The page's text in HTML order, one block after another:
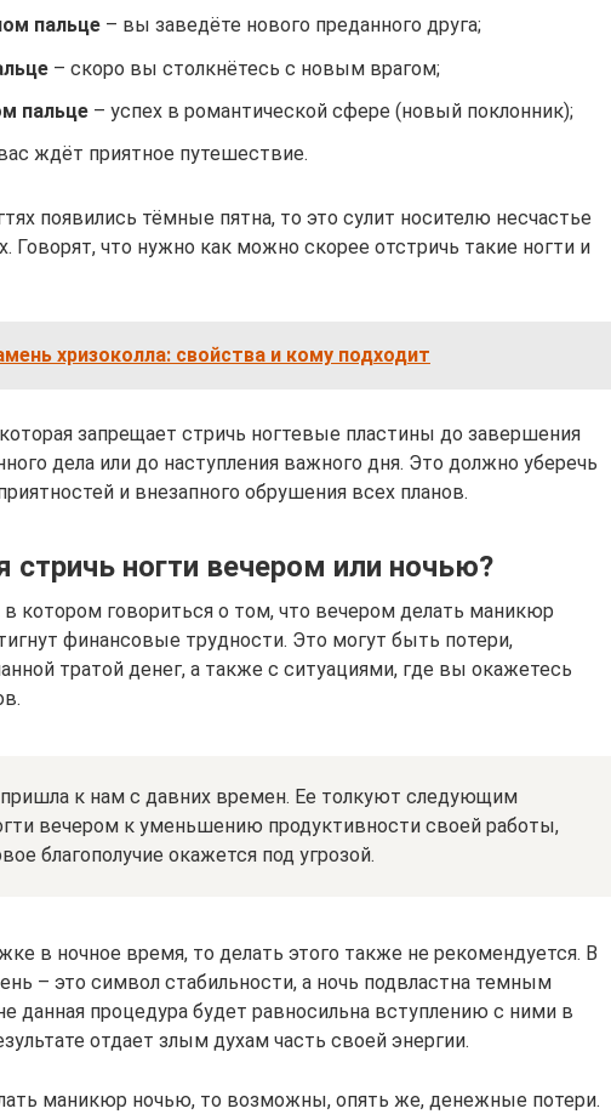
пальце – вы заведёте нового преданного друга;
– скоро вы столкнётесь с новым врагом;
пальце – успех в романтической сфере (новый поклонник);
ждёт приятное путешествие.
появились тёмные пятна, то это сулит носителю несчастье
Говорят, что нужно как можно скорее отстричь такие ногти и
хризоколла: свойства и кому подходит
запрещает стричь ногтевые пластины до завершения
дела или до наступления важного дня. Это должно уберечь
и внезапного обрушения всех планов.
стричь ногти вечером или ночью?
котором говориться о том, что вечером делать маникюр
финансовые трудности. Это могут быть потери,
тратой денег, а также с ситуациями, где вы окажетесь
к нам с давних времен. Ее толкуют следующим
вечером к уменьшению продуктивности своей работы,
благополучие окажется под угрозой.
в ночное время, то делать этого также не рекомендуется. В
– это символ стабильности, а ночь подвластна темным
данная процедура будет равносильна вступлению с ними в
отдает злым духам часть своей энергии.
маникюр ночью, то возможны, опять же, денежные потери.